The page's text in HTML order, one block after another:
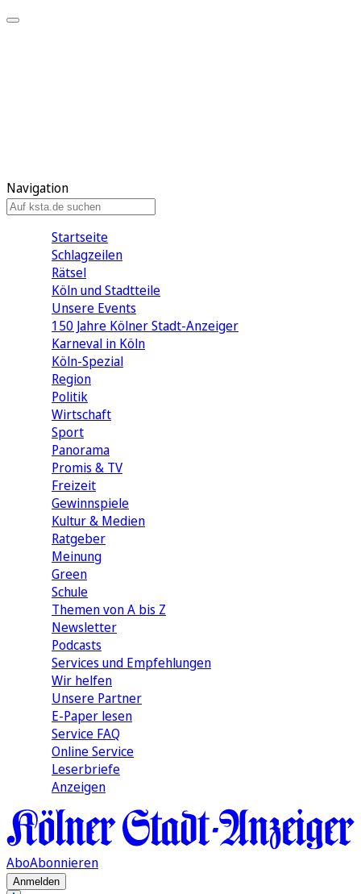
Navigation
Startseite
Schlagzeilen
Rätsel
Köln und Stadtteile
Unsere Events
150 Jahre Kölner Stadt-Anzeiger
Karneval in Köln
Köln-Spezial
Region
Politik
Wirtschaft
Sport
Panorama
Promis & TV
Freizeit
Gewinnspiele
Kultur & Medien
Ratgeber
Meinung
Green
Schule
Themen von A bis Z
Newsletter
Podcasts
Services und Empfehlungen
Wir helfen
Unsere Partner
E-Paper lesen
Service FAQ
Online Service
Leserbriefe
Anzeigen
AboAbonnieren
Anmelden